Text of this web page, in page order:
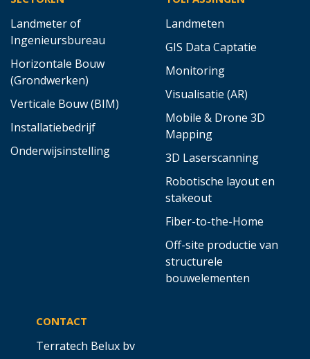
Landmeter of
Ingenieursbureau
Horizontale Bouw
(Grondwerken)
Verticale Bouw (BIM)
Installatiebedrijf
Onderwijsinstelling
Landmeten
GIS Data Captatie
Monitoring
Visualisatie (AR)
Mobile & Drone 3D
Mapping
3D Laserscanning
Robotische layout en
stakeout
Fiber-to-the-Home
Off-site productie van
structurele
bouwelementen
CONTACT
Terratech Belux bv